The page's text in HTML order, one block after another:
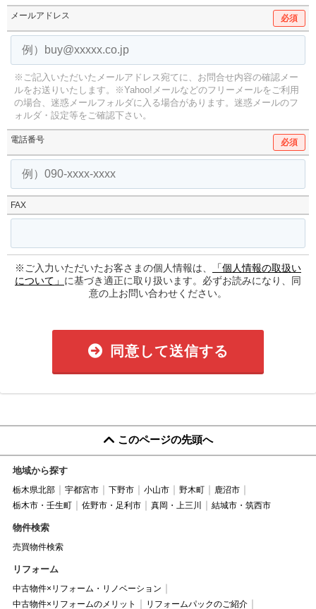
メールアドレス 必須
※ご記入いただいたメールアドレス宛てに、お問合せ内容の確認メー
ルをお送りいたします。
※Yahoo!メールなどのフリーメールをご利用
の場合、迷惑メールフォルダに入る場合があります。 迷惑メールのフ
ォルダ・設定等をご確認下さい。
電話番号 必須
FAX
※ご入力いただいたお客さまの個人情報は、
「個人情報の取扱い
について」 に基づき適正に取り扱います。必ずお読みになり、同
意の上お問い合わせください。
同意して送信する
このページの先頭へ
地域から探す
栃木県北部 宇都宮市 下野市 小山市 野木町
鹿沼市
栃木市・壬生町
佐野市・足利市 真岡・上三川 結城市・筑西市
物件検索
売買物件検索
リフォーム
中古物件×リフォーム・リノベーション
中古物件×リフォームのメリット
リフォームパックのご紹介